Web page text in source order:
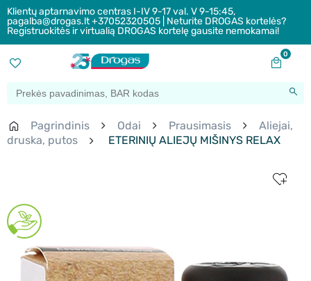
Klientų aptarnavimo centras I-IV 9-17 val. V 9-15:45,
pagalba@drogas.lt +37052320505 | Neturite DROGAS kortelės?
Registruokitės ir virtualią DROGAS kortelę gausite nemokamai!
0
Pagrindinis Odai Prausimasis
Aliejai,
druska, putos
ETERINIŲ ALIEJŲ MIŠINYS RELAX